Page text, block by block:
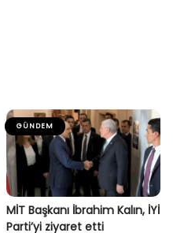
GÜNDEM
MİT Başkanı İbrahim Kalın, İYİ
Parti’yi ziyaret etti